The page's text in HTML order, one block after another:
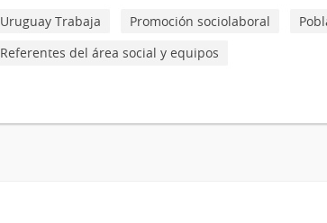
Uruguay Trabaja Promoción sociolaboral
Referentes del área social y equipos